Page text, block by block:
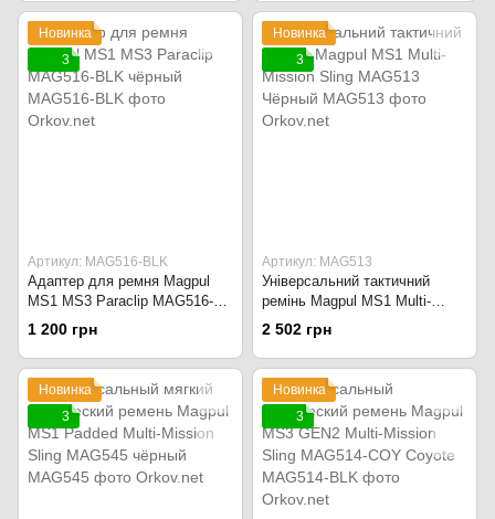
Новинка
3
Артикул: MAG516-BLK
Адаптер для ремня Magpul
MS1 MS3 Paraclip MAG516-
BLK чёрный
1 200 грн
Новинка
3
Артикул: MAG513
Універсальний тактичний
ремінь Magpul MS1 Multi-
Mission Sling MAG513 Чёрный
2 502 грн
Новинка
3
Новинка
3